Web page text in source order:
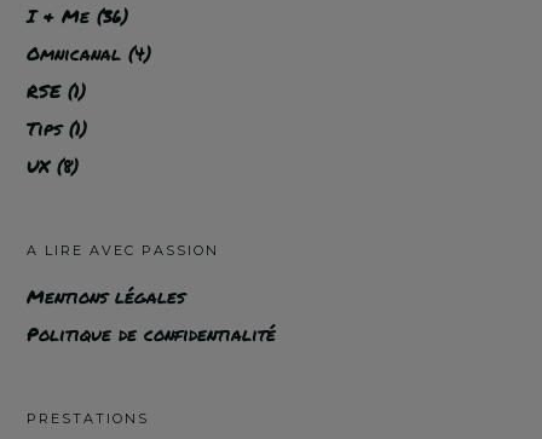
I & Me (36)
Omnicanal (4)
RSE(1)
Tips(1)
UX(8)
A LIRE AVEC PASSION
Mentions légales
Politique de confidentialité
PRESTATIONS